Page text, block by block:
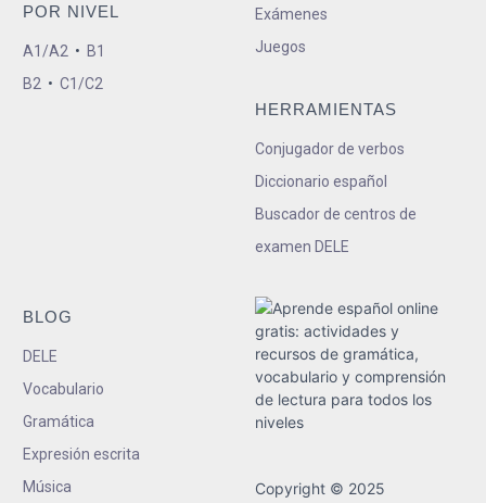
POR NIVEL
A1/A2 • B1
B2 • C1/C2
Exámenes
Juegos
HERRAMIENTAS
Conjugador de verbos
Diccionario español
Buscador de centros de
examen DELE
BLOG
DELE
Vocabulario
Gramática
Expresión escrita
Música
Copyright © 2025